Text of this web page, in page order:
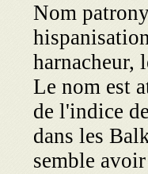
Nom
harnacheur,
Le nom est
de l'indice
dans les
semble